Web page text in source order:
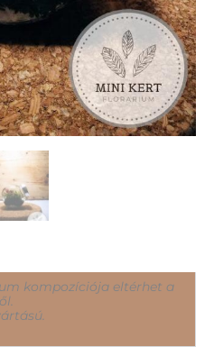
kompozíciója eltérhet a